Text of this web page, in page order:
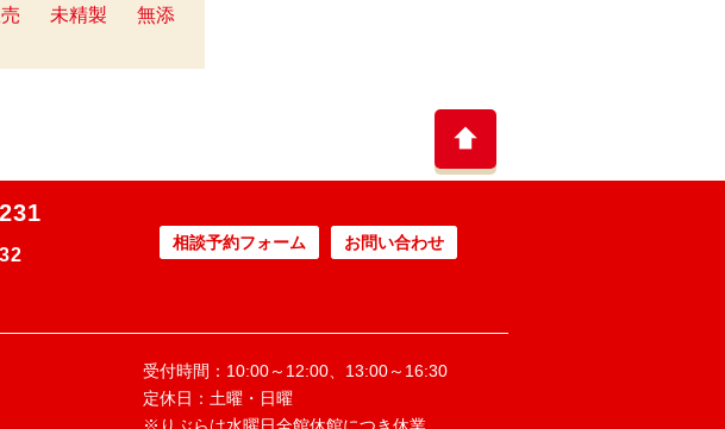
未精製
無添
相談予約フォーム お問い合わせ
受付時間：10:00～12:00、13:00～16:30
定休日：土曜・日曜